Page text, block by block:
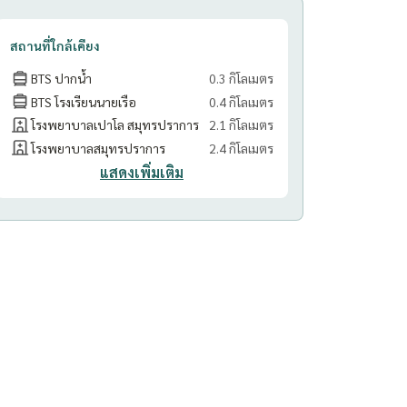
สถานที่ใกล้เคียง
BTS ปากน้ำ
0.3 กิโลเมตร
BTS โรงเรียนนายเรือ
0.4 กิโลเมตร
โรงพยาบาลเปาโล สมุทรปราการ
2.1 กิโลเมตร
โรงพยาบาลสมุทรปราการ
2.4 กิโลเมตร
แสดงเพิ่มเติม